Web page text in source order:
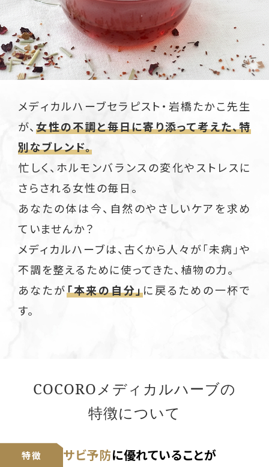
メディカルハーブセラピスト・岩橋たかこ先生
が、女性の不調と毎日に寄り添って考えた、特
別なブレンド。
忙しく、ホルモンバランスの変化やストレスに
さらされる女性の毎日。
あなたの体は今、自然のやさしいケアを求め
ていませんか？
メディカルハーブは、古くから人々が「未病」や
不調を整えるために使ってきた、植物の力。
あなたが 「本来の自分」に戻るための一杯で
す。
COCOROメディカルハーブの
特徴について
特徴 サビ予防 に優れていることが